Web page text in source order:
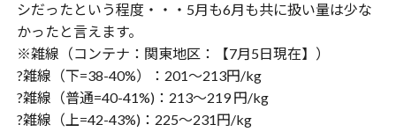
シだったという程度・・・5月も6月も共に扱い量は少な
かったと言えます。
※雑線（コンテナ：関東地区：【7月5日現在】）
?雑線（下=38-40%）：201〜213円/kg
?雑線（普通=40-41%)：213〜219 円/kg
?雑線（上=42-43%)：225〜231円/kg